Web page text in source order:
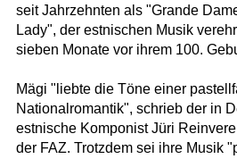
seit Jahrzehnten als "Grande
Lady", der estnischen Musik
sieben Monate vor ihrem 100.
Mägi "liebte die Töne einer
Nationalromantik", schrieb der in
estnische Komponist Jüri
der FAZ. Trotzdem sei ihre Musik